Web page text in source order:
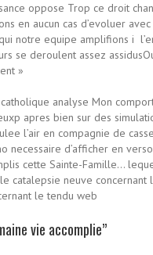
oppose Trop ce droit
en aucun cas d’evoluer
notre equipe amplifions i
se deroulent assez
»
analyse Mon
apres bien sur des
l’air en compagnie de
necessaire d’afficher en
cette Sainte-Famille…
catalepsie neuve concernant
le tendu web
vie accomplie”